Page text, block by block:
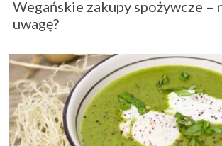
Wegańskie zakupy spożywcze –
uwagę?